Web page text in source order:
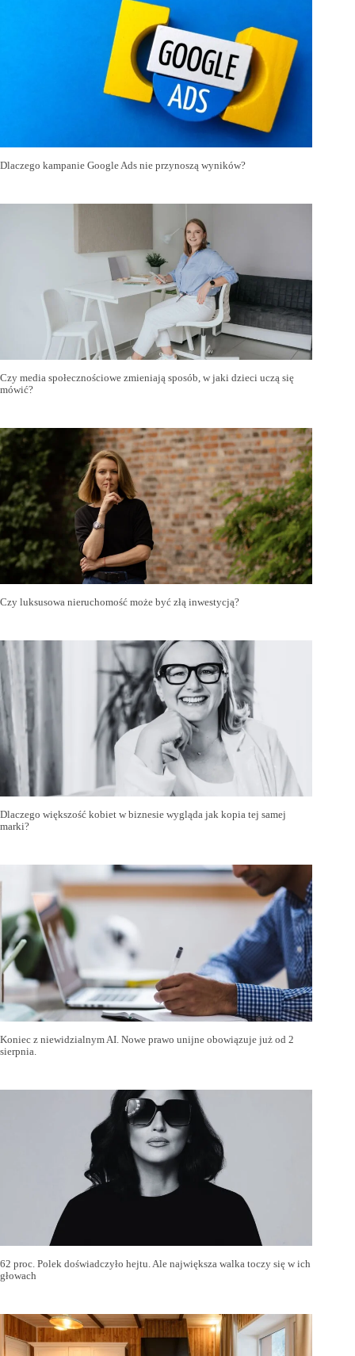
Dlaczego kampanie Google Ads nie przynoszą wyników?
Czy media społecznościowe zmieniają sposób, w jaki dzieci uczą się
mówić?
Czy luksusowa nieruchomość może być złą inwestycją?
Dlaczego większość kobiet w biznesie wygląda jak kopia tej samej
marki?
Koniec z niewidzialnym AI. Nowe prawo unijne obowiązuje już od 2
sierpnia.
62 proc. Polek doświadczyło hejtu. Ale największa walka toczy się w ich
głowach